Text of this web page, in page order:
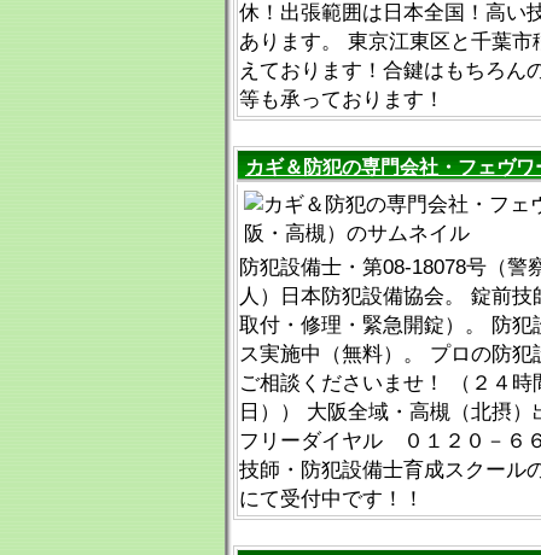
休！出張範囲は日本全国！高い
あります。 東京江東区と千葉市
えております！合鍵はもちろん
等も承っております！
カギ＆防犯の専門会社・フェヴ
防犯設備士・第08-18078号（警
人）日本防犯設備協会。 錠前
取付・修理・緊急開錠）。 防犯
ス実施中（無料）。 プロの防犯
ご相談くださいませ！ （２４時
日）） 大阪全域・高槻（北摂）
フリーダイヤル ０１２０－６
技師・防犯設備士育成スクール
にて受付中です！！